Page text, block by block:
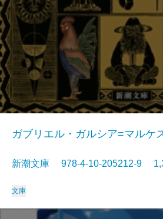
ガブリエル・ガルシア=マルケ
新潮文庫 978-4-10-205212-9
文庫